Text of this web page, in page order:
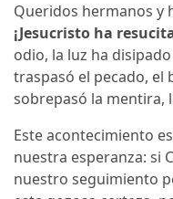
Queridos hermanos y
¡Jesucristo ha
odio, la luz ha
traspasó el pecado, el
sobrepasó la mentira,
Este acontecimiento
nuestra esperanza: si
nuestro seguimiento